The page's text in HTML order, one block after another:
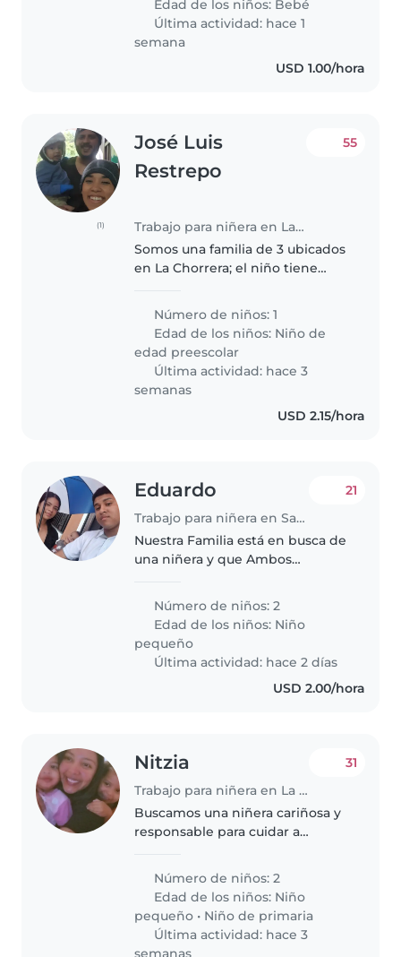
Edad de los niños: Bebé
Última actividad: hace 1
semana
USD 1.00/hora
(1)
José Luis
Restrepo
Trabajo para niñera en La Chorrera
55
Somos una familia de 3 ubicados
en La Chorrera; el niño tiene
escuela de 8:00am a 12:00pm por
lo que tendria que solo tiene que
cuidarlo de 12:00pm a..
Número de niños: 1
Edad de los niños: Niño de
edad preescolar
Última actividad: hace 3
semanas
USD 2.15/hora
Eduardo
Trabajo para niñera en Sabanitas
21
Nuestra Familia está en busca de
una niñera y que Ambos
y estamos en búsqueda de una
niñera amorosa y amable para
nuestro niños de 2 años y 1 años..
Número de niños: 2
Edad de los niños: Niño
pequeño
Última actividad: hace 2 días
USD 2.00/hora
Nitzia
Trabajo para niñera en La Chorrera
31
Buscamos una niñera cariñosa y
responsable para cuidar a
edad preescolar y una niña en
edad escolar. Nuestros hijos son
amigables, calmados y
cariñosos...
Número de niños: 2
Edad de los niños: Niño
pequeño • Niño de primaria
Última actividad: hace 3
semanas